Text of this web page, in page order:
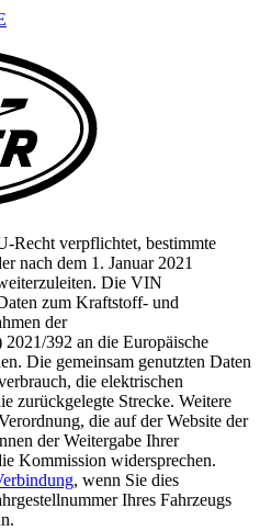
Recht verpflichtet, bestimmte
nach dem 1. Januar 2021
Die VIN
zum Kraftstoff- und
der
392 an die Europäische
Die gemeinsam genutzten Daten
die elektrischen
zurückgelegte Strecke. Weitere
die auf der Website der
der Weitergabe Ihrer
Kommission widersprechen.
, wenn Sie dies
Ihres Fahrzeugs